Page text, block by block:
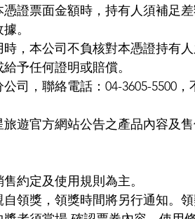
證票面金額時，持有人須補足
。
，本公司不負核對本憑證持有
予任何證明或賠償。
司，聯絡電話：04-3605-5500，
遊官方網站公告之產品內容及
約定及使用規則為主。
領獎，領獎時間將另行通知。